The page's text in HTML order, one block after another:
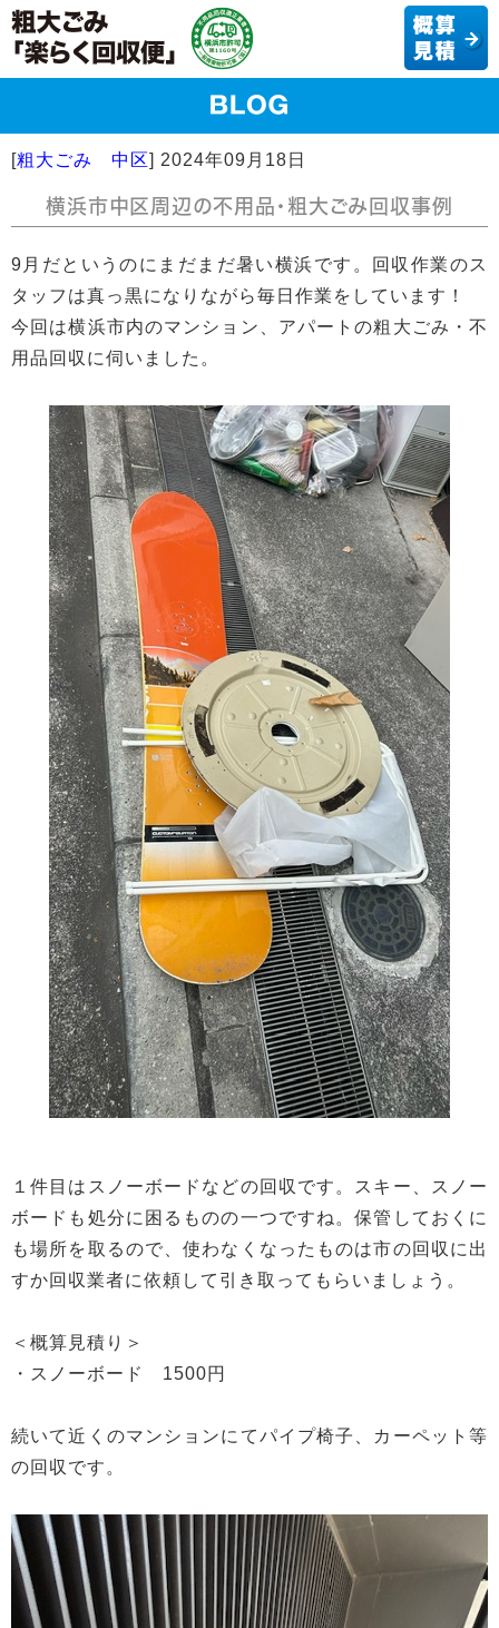
[粗大ごみ 中区] 2024年09月18日
横浜市中区周辺の不用品・粗大ごみ回収事例
9月だというのにまだまだ暑い横浜です。回収作業のス
タッフは真っ黒になりながら毎日作業をしています！
今回は横浜市内のマンション、アパートの粗大ごみ・不
用品回収に伺いました。
１件目はスノーボードなどの回収です。スキー、スノー
ボードも処分に困るものの一つですね。保管しておくに
も場所を取るので、使わなくなったものは市の回収に出
すか回収業者に依頼して引き取ってもらいましょう。
＜概算見積り＞
・スノーボード 1500円
続いて近くのマンションにてパイプ椅子、カーペット等
の回収です。